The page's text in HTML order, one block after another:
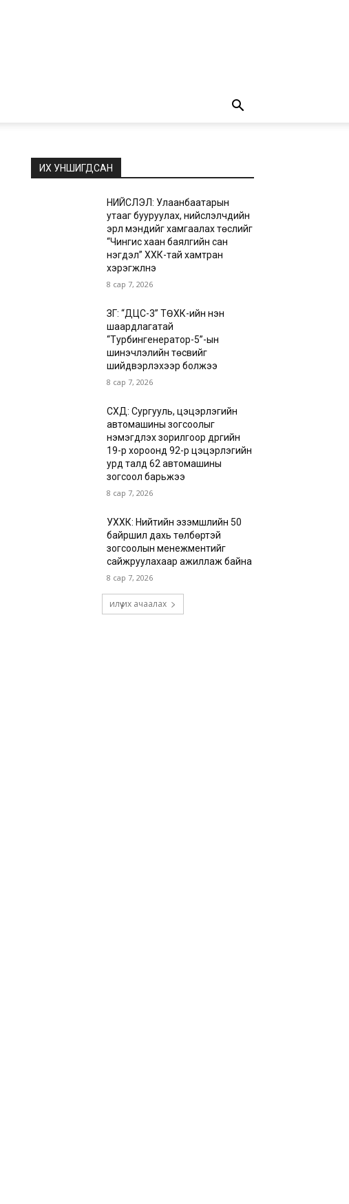
ИХ УНШИГДСАН
НИЙСЛЭЛ: Улаанбаатарын
утааг бууруулах, нийслэлчүүдийн
эрүүл мэндийг хамгаалах төслийг
“Чингис хаан баялгийн сан
нэгдэл” ХХК-тай хамтран
хэрэгжүүлнэ
8 сар 7, 2026
ЗГ: “ДЦС-3” ТӨХК-ийн нэн
шаардлагатай
“Турбингенератор-5”-ын
шинэчлэлийн төсвийг
шийдвэрлэхээр болжээ
8 сар 7, 2026
СХД: Сургууль, цэцэрлэгийн
автомашины зогсоолыг
нэмэгдүүлэх зорилгоор дүүргийн
19-р хороонд 92-р цэцэрлэгийн
урд талд 62 автомашины
зогсоол барьжээ
8 сар 7, 2026
УХХК: Нийтийн эзэмшлийн 50
байршил дахь төлбөртэй
зогсоолын менежментийг
сайжруулахаар ажиллаж байна
8 сар 7, 2026
илүү их ачаалах